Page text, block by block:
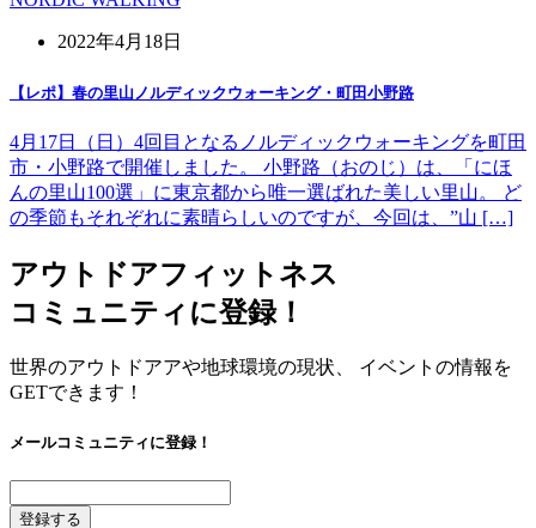
2022年4月18日
【レポ】春の里山ノルディックウォーキング・町田小野路
4月17日（日）4回目となるノルディックウォーキングを町田
市・小野路で開催しました。 小野路（おのじ）は、「にほ
んの里山100選」に東京都から唯一選ばれた美しい里山。 ど
の季節もそれぞれに素晴らしいのですが、今回は、”山 […]
アウトドアフィットネス
コミュニティに登録！
世界のアウトドアアや地球環境の現状、 イベントの情報を
GETできます！
メールコミュニティに登録！